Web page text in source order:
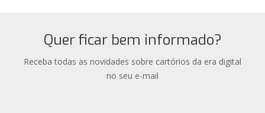
Quer ficar bem informado?
Receba todas as novidades sobre cartórios da era digital
no seu e-mail